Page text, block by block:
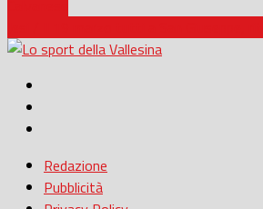
Redazione
Pubblicità